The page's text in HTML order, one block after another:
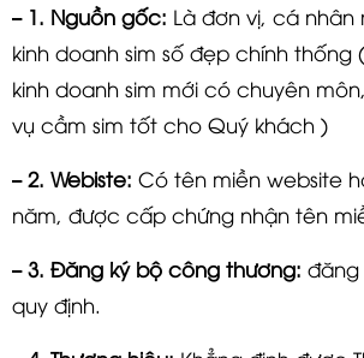
– 1. Nguồn gốc: Là đơn vị, cá
kinh doanh sim số đẹp chính thống
kinh doanh sim mới có chuyên
vụ cầm sim tốt cho Quý khách )
– 2. Webiste: Có tên miền website
năm, được cấp chứng nhận tên
– 3. Đăng ký bộ công thương: đăng
quy định.